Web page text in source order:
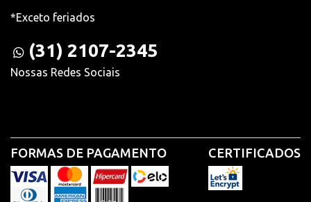
*Exceto feriados
(31) 2107-2345
Nossas Redes Sociais
FORMAS DE PAGAMENTO CERTIFICADOS